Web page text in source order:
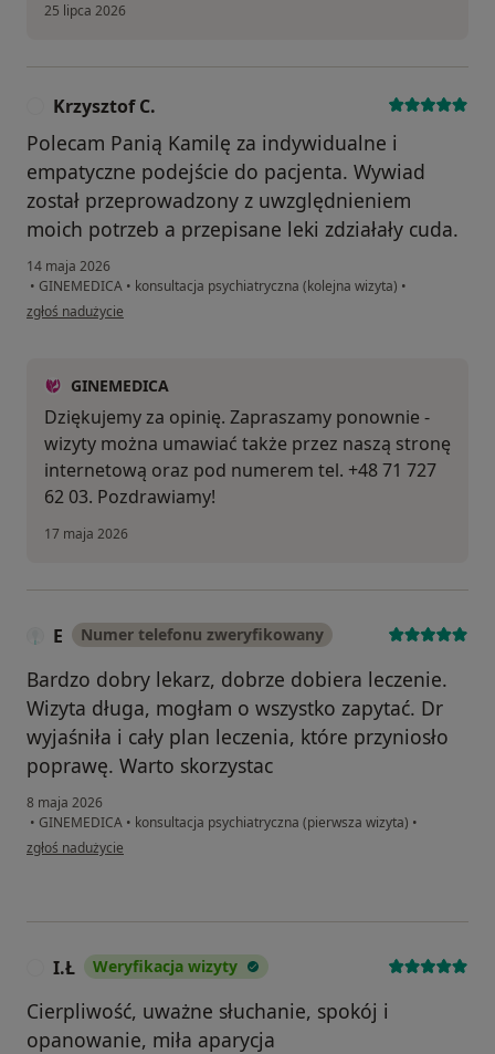
25 lipca 2026
Krzysztof C.
Polecam Panią Kamilę za indywidualne i
empatyczne podejście do pacjenta. Wywiad
został przeprowadzony z uwzględnieniem
moich potrzeb a przepisane leki zdziałały cuda.
14 maja 2026
• GINEMEDICA • konsultacja psychiatryczna (kolejna wizyta) •
w opinii użytkownika Krzysztof C.
zgłoś nadużycie
GINEMEDICA
Dziękujemy za opinię. Zapraszamy ponownie -
wizyty można umawiać także przez naszą stronę
internetową oraz pod numerem tel. +48 71 727
62 03. Pozdrawiamy!
17 maja 2026
E Numer telefonu zweryfikowany
Bardzo dobry lekarz, dobrze dobiera leczenie.
Wizyta długa, mogłam o wszystko zapytać. Dr
wyjaśniła i cały plan leczenia, które przyniosło
poprawę. Warto skorzystac
8 maja 2026
• GINEMEDICA • konsultacja psychiatryczna (pierwsza wizyta) •
w opinii użytkownika E
zgłoś nadużycie
I.Ł Weryfikacja wizyty
Cierpliwość, uważne słuchanie, spokój i
opanowanie, miła aparycja